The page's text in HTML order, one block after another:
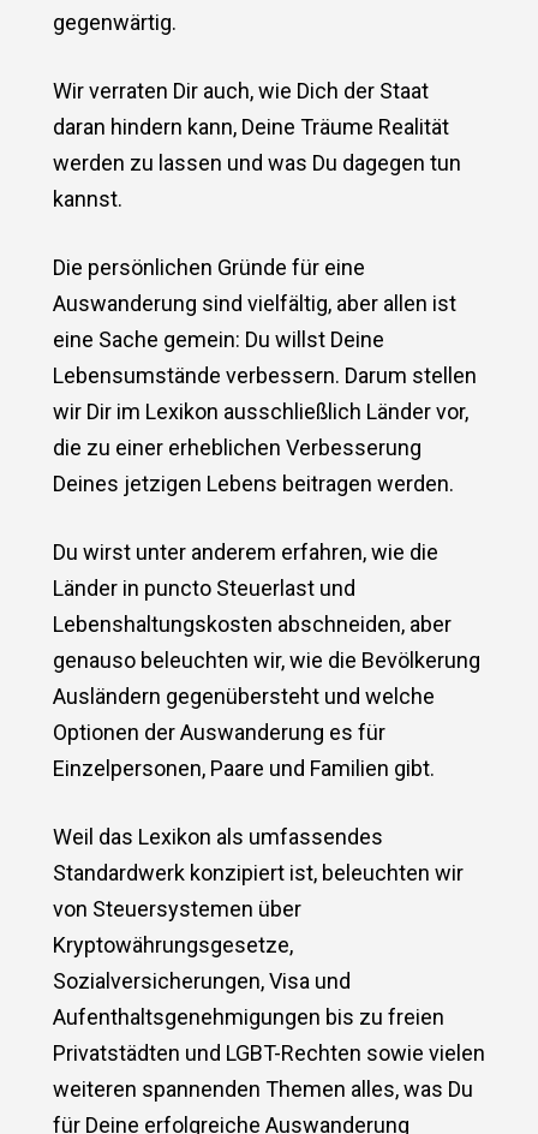
gegenwärtig.
Wir verraten Dir auch, wie Dich der Staat
daran hindern kann, Deine Träume Realität
werden zu lassen und was Du dagegen tun
kannst.
Die persönlichen Gründe für eine
Auswanderung sind vielfältig, aber allen ist
eine Sache gemein: Du willst Deine
Lebensumstände verbessern. Darum stellen
wir Dir im Lexikon ausschließlich Länder vor,
die zu einer erheblichen Verbesserung
Deines jetzigen Lebens beitragen werden.
Du wirst unter anderem erfahren, wie die
Länder in puncto Steuerlast und
Lebenshaltungskosten abschneiden, aber
genauso beleuchten wir, wie die Bevölkerung
Ausländern gegenübersteht und welche
Optionen der Auswanderung es für
Einzelpersonen, Paare und Familien gibt.
Weil das Lexikon als umfassendes
Standardwerk konzipiert ist, beleuchten wir
von Steuersystemen über
Kryptowährungsgesetze,
Sozialversicherungen, Visa und
Aufenthaltsgenehmigungen bis zu freien
Privatstädten und LGBT-Rechten sowie vielen
weiteren spannenden Themen alles, was Du
für Deine erfolgreiche Auswanderung